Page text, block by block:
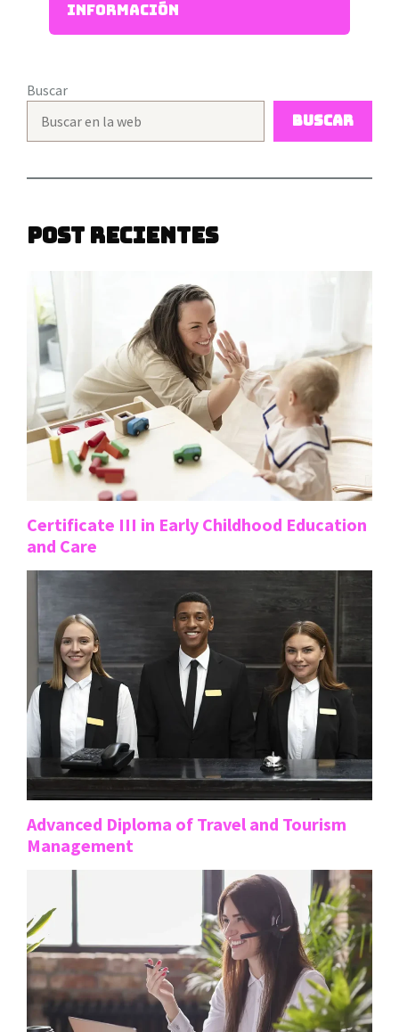
información
Buscar
Buscar
Post recientes
Certificate III in Early Childhood Education
and Care
Advanced Diploma of Travel and Tourism
Management